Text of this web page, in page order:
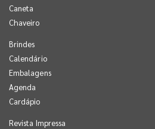
Caneta
Chaveiro
Brindes
Calendário
Embalagens
Agenda
Cardápio
Revista Impressa